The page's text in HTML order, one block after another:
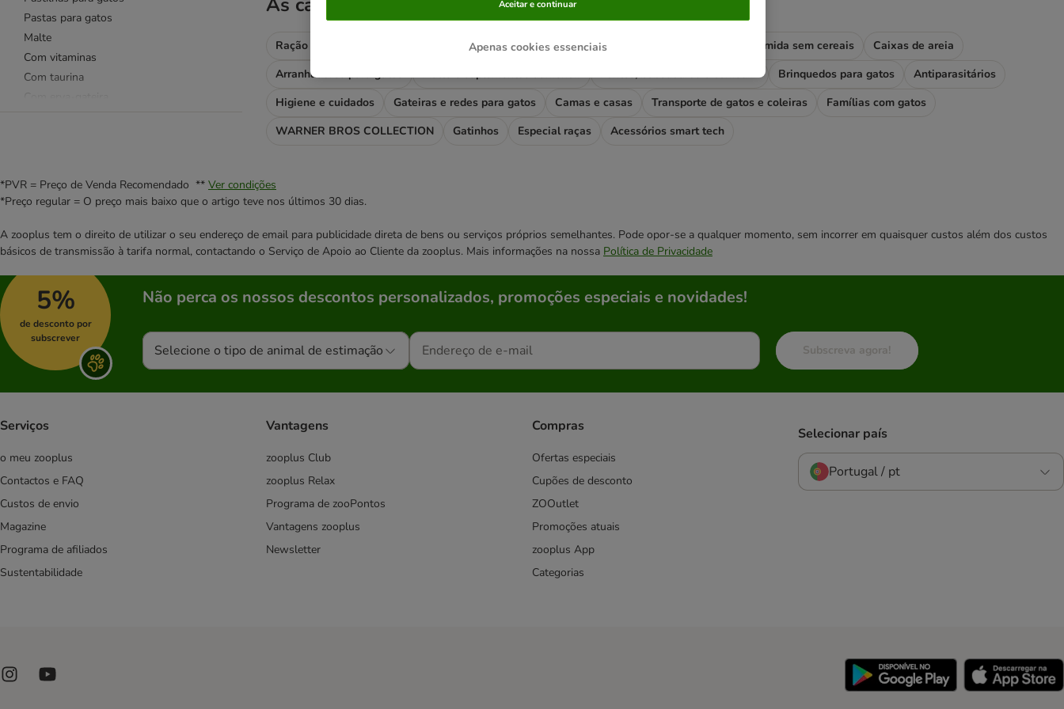
Pastas para gatos
Malte
Com vitaminas
Com taurina
Adestramento
Com leite e queijo
Com vaca e porco
Estômago e intestino
Higiene oral
Light
Pele e pelo
Para gatinhos
Sénior
Sem cereais
Almo Nature
Animonda
Applaws
Brit
Carnilove
Catessy
Dreamies Catisfactions
As categorias mais visitadas
Ração para gatos Comida húmida para gatos Areia para gatos Comida sem cereais
Caixas de areia
Arranhadores para gatos
Malte e suplementos alimentares Fontes, bebedouros e comedouros Brinquedos para gatos
Antiparasitários
Higiene e cuidados
Gateiras e redes para gatos Camas e casas Transporte de gatos e coleiras
Famílias com gatos
WARNER BROS COLLECTION
Gatinhos Especial raças Acessórios smart tech
*PVR = Preço de Venda Recomendado ** Ver condições
*Preço regular = O preço mais baixo que o artigo teve nos últimos 30 dias.
A zooplus tem o direito de utilizar o seu endereço de email para publicidade direta de bens ou serviços próprios semelhantes. Pode opor-se a qualquer momento, sem incorrer em quaisquer custos além dos custos
básicos de transmissão à tarifa normal, contactando o Serviço de Apoio ao Cliente da zooplus. Mais informações na nossa Política de Privacidade
5%
de desconto por
subscrever
Não perca os nossos descontos personalizados, promoções especiais e novidades!
Selecione o tipo de animal de estimação Subscreva agora!
Serviços
o meu zooplus
Contactos e FAQ
Custos de envio
Magazine
Programa de afiliados
Sustentabilidade
Vantagens
zooplus Club
zooplus Relax
Programa de zooPontos
Vantagens zooplus
Newsletter
Compras
Ofertas especiais
Cupões de desconto
ZOOutlet
Promoções atuais
zooplus App
Categorias
Selecionar país
Portugal / pt
Apenas cookies essenciais
Aceitar e continuar